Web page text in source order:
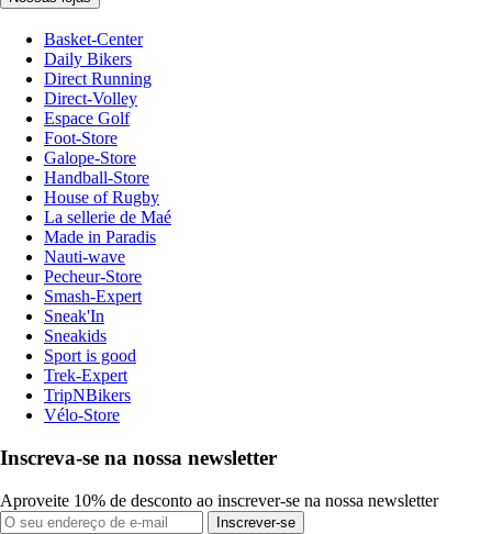
Basket-Center
Daily Bikers
Direct Running
Direct-Volley
Espace Golf
Foot-Store
Galope-Store
Handball-Store
House of Rugby
La sellerie de Maé
Made in Paradis
Nauti-wave
Pecheur-Store
Smash-Expert
Sneak'In
Sneakids
Sport is good
Trek-Expert
TripNBikers
Vélo-Store
Inscreva-se na nossa newsletter
Aproveite 10% de desconto ao inscrever-se na nossa newsletter
Inscrever-se